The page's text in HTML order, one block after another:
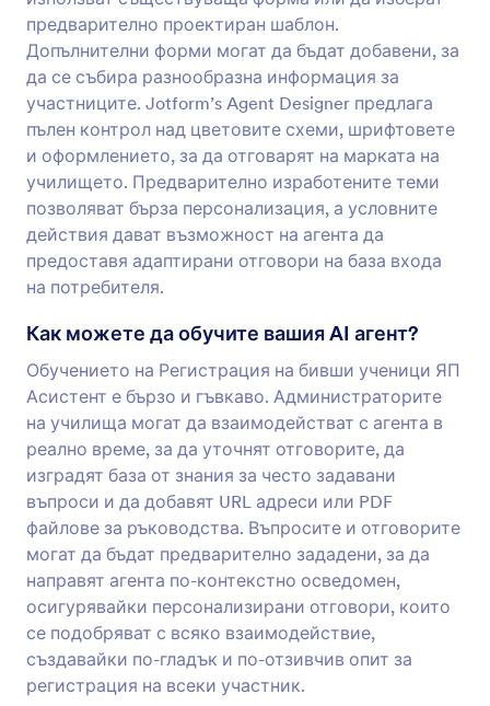
предварително проектиран шаблон.
Допълнителни форми могат да бъдат добавени, за
да се събира разнообразна информация за
участниците. Jotform’s Agent Designer предлага
пълен контрол над цветовите схеми, шрифтовете
и оформлението, за да отговарят на марката на
училището. Предварително изработените теми
позволяват бърза персонализация, а условните
действия дават възможност на агента да
предоставя адаптирани отговори на база входа
на потребителя.
Как можете да обучите вашия AI агент?
Обучението на Регистрация на бивши ученици ЯП
Асистент е бързо и гъвкаво. Администраторите
на училища могат да взаимодействат с агента в
реално време, за да уточнят отговорите, да
изградят база от знания за често задавани
въпроси и да добавят URL адреси или PDF
файлове за ръководства. Въпросите и отговорите
могат да бъдат предварително зададени, за да
направят агента по-контекстно осведомен,
осигурявайки персонализирани отговори, които
се подобряват с всяко взаимодействие,
създавайки по-гладък и по-отзивчив опит за
регистрация на всеки участник.